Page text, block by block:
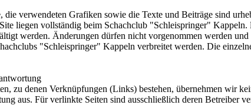
die verwendeten Grafiken sowie die Texte und Beiträge sind
liegen vollständig beim Schachclub "Schleispringer"
werden. Änderungen dürfen nicht vorgenommen werden
"Schleispringer" Kappeln verbreitet werden. Die
zu denen Verknüpfungen (Links) bestehen, übernehmen wir
aus. Für verlinkte Seiten sind ausschließlich deren Betreiber